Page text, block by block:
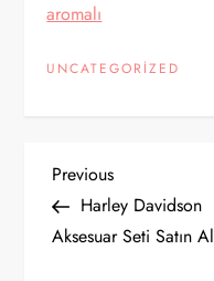
aromalı
UNCATEGORIZED
Y
a
Previous
Post
Previous
Harley Davidson
Aksesuar Seti Satın Al